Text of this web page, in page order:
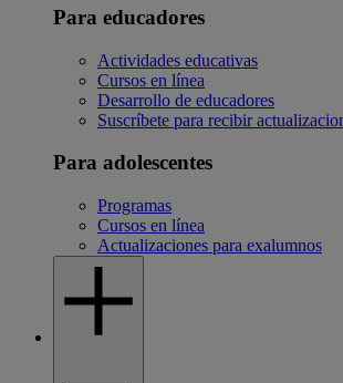
Para educadores
Actividades educativas
Cursos en línea
Desarrollo de educadores
Suscríbete para recibir
Para adolescentes
Programas
Cursos en línea
Actualizaciones para exalumnos